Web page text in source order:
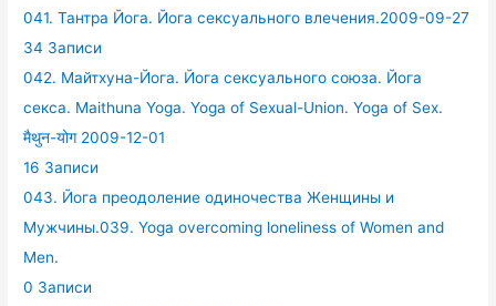
041. Тантра Йога. Йога сексуального влечения.2009-09-27
34 Записи
042. Майтхуна-Йога. Йога сексуального союза. Йога
секса. Maithuna Yoga. Yoga of Sexual-Union. Yoga of Sex.
मैथुन-योग 2009-12-01
16 Записи
043. Йога преодоление одиночества Женщины и
Мужчины.039. Yoga overcoming loneliness of Women and
Men.
0 Записи